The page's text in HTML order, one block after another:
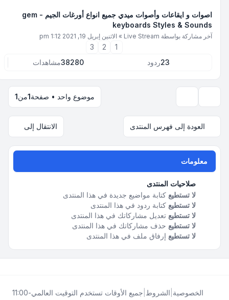
اصوات و ايقاعات وأصوات ميدي جميع انواع أورغات الجيم - gem
keyboards Styles & Sounds
آخر مشاركة بواسطةLive Stream
»الاثنين إبريل 19, 2021 1:12 pm
23ردود 38280مشاهدات
موضوع واحد • صفحة1من1
العودة إلى فهرس المنتدى الانتقال إلى
معلومات
صلاحيات المنتدى
لا تستطيعكتابة مواضيع جديدة في هذا المنتدى
لا تستطيعكتابة ردود في هذا المنتدى
لا تستطيعتعديل مشاركاتك في هذا المنتدى
لا تستطيعحذف مشاركاتك في هذا المنتدى
لا تستطيعإرفاق ملف في هذا المنتدى
الخصوصية|الشروط|جميع الأوقات تستخدمالتوقيت العالمي-11:00